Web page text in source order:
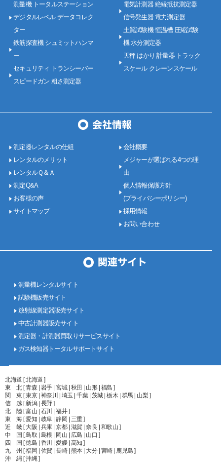
測量機 トータルステーション
デジタルレベル データコレク
ター
鉄筋探査機 シュミットハンマ
ー
セキュリティ トランシーバー
スピードガン 粗さ測定器
電気計測器 絶縁抵抗測定器
信号発生器 電力測定器
土質試験機 恒温槽 圧縮試験
機 水分測定器
天秤 はかり 計量器 トラック
スケール クレーンスケール
測定器レンタルの仕組
レンタルのメリット
レンタルＱ＆Ａ
測定Q&A
お客様の声
サイトマップ
会社概要
メジャーが選ばれる4つの理
由
個人情報保護方針
(プライバシーポリシー)
採用情報
お問い合わせ
測量機レンタルサイト
試験機販売サイト
放射線測定器販売サイト
中古計測器販売サイト
測定器・計測器買取りサービスサイト
ガス検知器トータルサポートサイト
北海道 [ 北海道 ]
東 北 [ 青森 | 岩手 | 宮城 | 秋田 | 山形 | 福島 ]
関 東 [ 東京 | 神奈川 | 埼玉 | 千葉 | 茨城 | 栃木 | 群馬 | 山梨 ]
信 越 [ 新潟 | 長野 ]
北 陸 [ 富山 | 石川 | 福井 ]
東 海 [ 愛知 | 岐阜 | 静岡 | 三重 ]
近 畿 [ 大阪 | 兵庫 | 京都 | 滋賀 | 奈良 | 和歌山 ]
中 国 [ 鳥取 | 島根 | 岡山 | 広島 | 山口 ]
四 国 [ 徳島 | 香川 | 愛媛 | 高知 ]
九 州 [ 福岡 | 佐賀 | 長崎 | 熊本 | 大分 | 宮崎 | 鹿児島 ]
沖 縄 [ 沖縄 ]